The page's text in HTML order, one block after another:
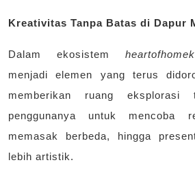
Kreativitas Tanpa Batas di Dapur
Dalam ekosistem
menjadi elemen yang terus
memberikan ruang
penggunanya untuk mencoba
memasak berbeda, hingga
lebih artistik.